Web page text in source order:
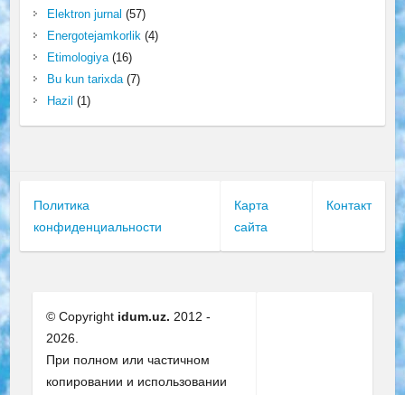
Elektron jurnal (57)
Energotejamkorlik(4)
Etimologiya(16)
Bu kun tarixda(7)
Hazil (1)
Политика
конфиденциальности
Карта
сайта
Контакт
© Copyright idum.uz. 2012 -
2026.
При полном или частичном
копировании и использовании